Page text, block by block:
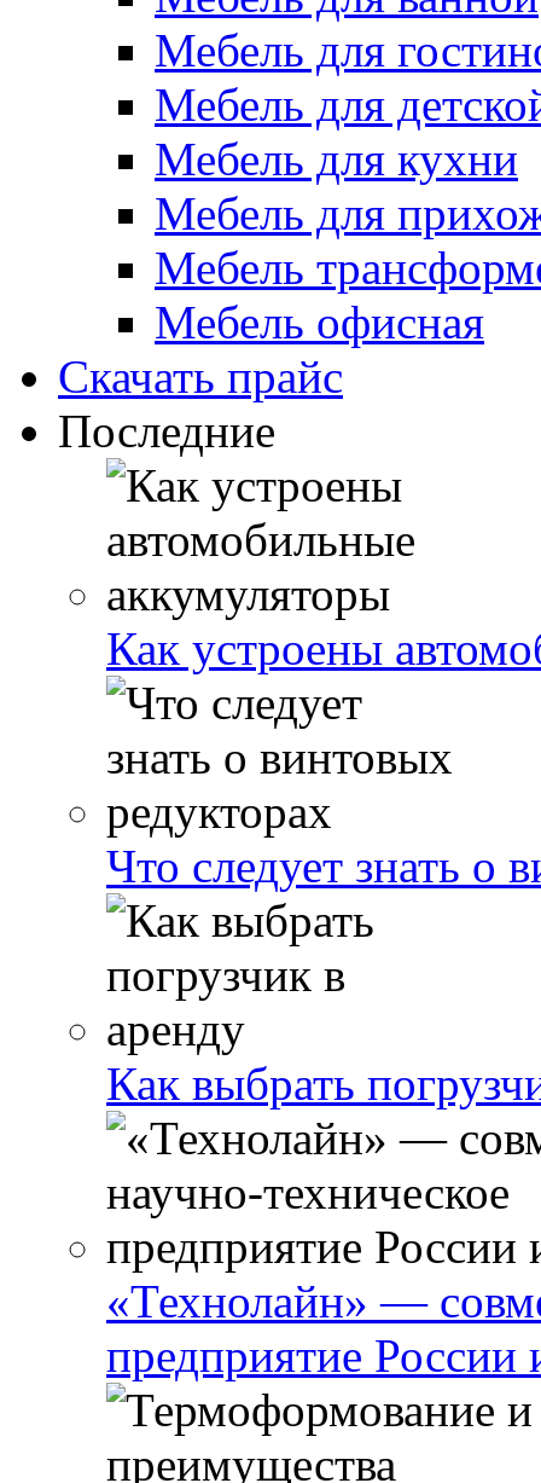
Мебель для
Мебель для
Мебель для кухни
Мебель для
Мебель
Мебель офисная
Скачать прайс
Последние
Как устроены
Что следует знать о
Как выбрать
«Технолайн» —
предприятие России